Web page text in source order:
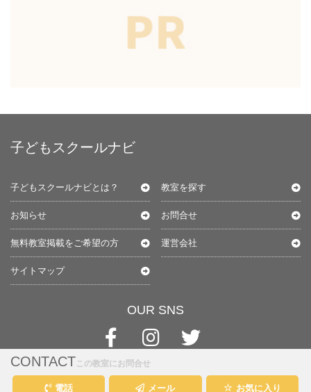
CONTACTこの教室にお問合せ
電話 メール お気に入り
子どもスクールナビ
子どもスクールナビとは？ 教室を探す
お知らせ お問合せ
無料教室掲載をご希望の方 運営会社
サイトマップ
OUR SNS